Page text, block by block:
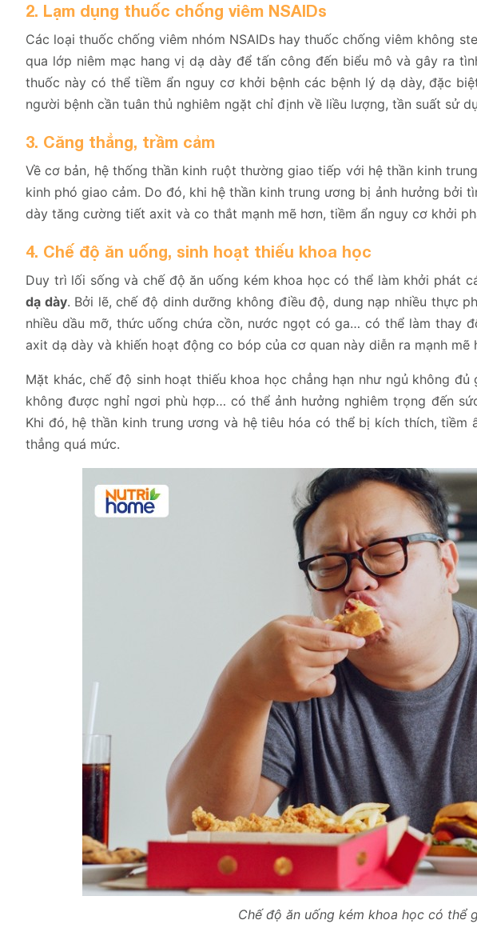
2. Lạm dụng thuốc chống viêm NSAIDs
Các loại thuốc chống viêm nhóm NSAIDs hay thuốc chống viêm không
qua lớp niêm mạc hang vị dạ dày để tấn công đến biểu mô và gây ra
thuốc này có thể tiềm ẩn nguy cơ khởi bệnh các bệnh lý dạ dày, đặc
người bệnh cần tuân thủ nghiêm ngặt chỉ định về liều lượng, tần suất sử
3. Căng thẳng, trầm cảm
Về cơ bản, hệ thống thần kinh ruột thường giao tiếp với hệ thần kinh
kinh phó giao cảm. Do đó, khi hệ thần kinh trung ương bị ảnh hưởng bởi
dày tăng cường tiết axit và co thắt mạnh mẽ hơn, tiềm ẩn nguy cơ khởi
4. Chế độ ăn uống, sinh hoạt thiếu khoa học
Duy trì lối sống và chế độ ăn uống kém khoa học có thể làm khởi phát
dạ dày. Bởi lẽ, chế độ dinh dưỡng không điều độ, dung nạp nhiều thực
nhiều dầu mỡ, thức uống chứa cồn, nước ngọt có ga… có thể làm thay
axit dạ dày và khiến hoạt động co bóp của cơ quan này diễn ra mạnh mẽ
Mặt khác, chế độ sinh hoạt thiếu khoa học chẳng hạn như ngủ không
không được nghỉ ngơi phù hợp… có thể ảnh hưởng nghiêm trọng đến
Khi đó, hệ thần kinh trung ương và hệ tiêu hóa có thể bị kích thích, tiềm
thẳng quá mức.
Chế độ ăn uống kém khoa học có thể